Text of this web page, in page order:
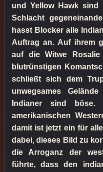
und Yellow Hawk
Schlacht
hasst Blocker alle
Auftrag an. Auf ihrem
auf die Witwe
blutrünstigen
schließt sich dem
unwegsames
Indianer sind
amerikanischen
damit ist jetzt ein für
dabei, dieses Bild zu
die Arroganz der
führte, dass den